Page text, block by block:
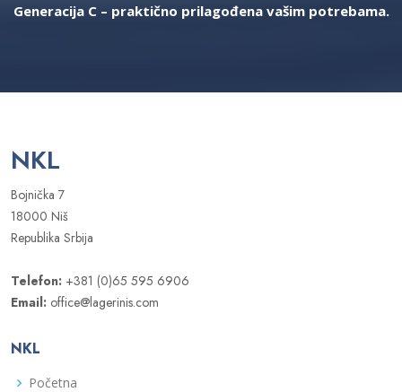
Generacija C – praktično prilagođena vašim potrebama.
NKL
Bojnička 7
18000 Niš
Republika Srbija
Telefon: +381 (0)65 595 6906
Email: office@lagerinis.com
NKL
Početna